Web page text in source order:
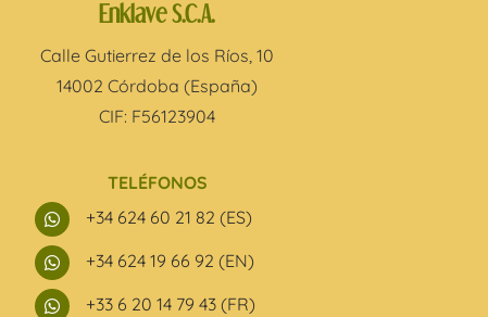
Enklave S.C.A.
Calle Gutierrez de los Ríos, 10
14002 Córdoba (España)
CIF: F56123904
TELÉFONOS
 +34 624 60 21 82 (ES)
 +34 624 19 66 92 (EN)
 +33 6 20 14 79 43 (FR)